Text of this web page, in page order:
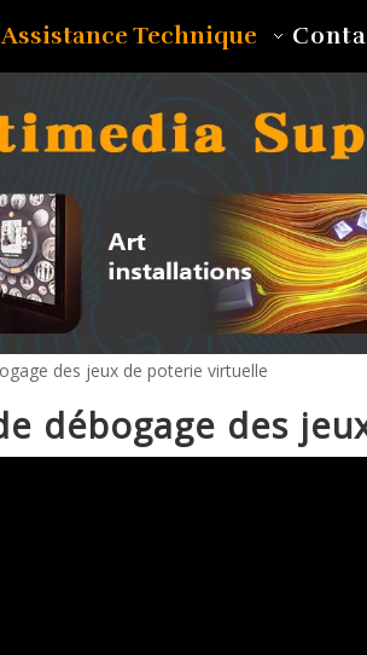
Assistance Technique
des jeux de poterie virtuelle
débogage des